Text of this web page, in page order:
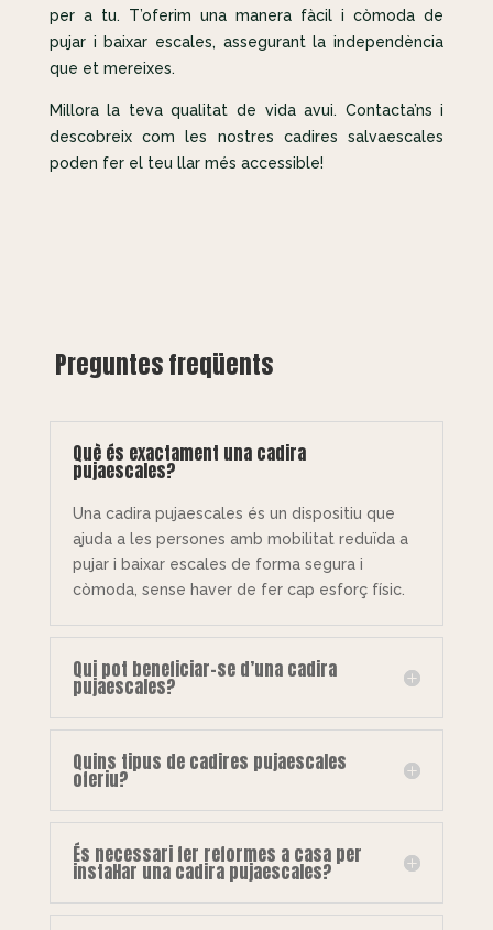
per a tu. T’oferim una manera fàcil i còmoda de
pujar i baixar escales, assegurant la independència
que et mereixes.
Millora la teva qualitat de vida avui. Contacta’ns i
descobreix com les nostres cadires salvaescales
poden fer el teu llar més accessible!
Preguntes freqüents
Què és exactament una cadira
pujaescales?
Una cadira pujaescales és un dispositiu que
ajuda a les persones amb mobilitat reduïda a
pujar i baixar escales de forma segura i
còmoda, sense haver de fer cap esforç físic.
Qui pot beneficiar-se d’una cadira
pujaescales?
Quins tipus de cadires pujaescales
oferiu?
És necessari fer reformes a casa per
instal·lar una cadira pujaescales?